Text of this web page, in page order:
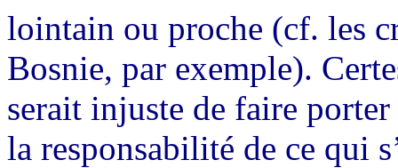
lointain ou proche (cf. les
Bosnie, par exemple).
serait injuste de faire
la responsabilité de ce qui